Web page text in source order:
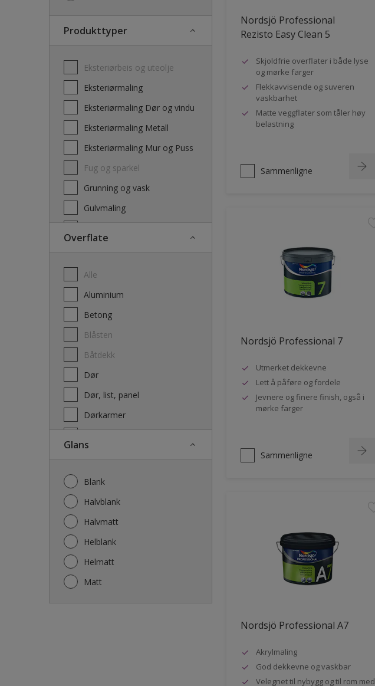
Produkttyper
Eksteriørbeis og uteolje
Eksteriørmaling
Eksteriørmaling Dør og vindu
Eksteriørmaling Metall
Eksteriørmaling Mur og Puss
Fug og sparkel
Grunning og vask
Gulvmaling
Overflate
Alle
Aluminium
Betong
Blåsten
Båtdekk
Dør
Dør, list, panel
Dørkarmer
Glans
Blank
Halvblank
Halvmatt
Helblank
Helmatt
Matt
Nordsjö Professional
Rezisto Easy Clean 5
Skjoldfrie overflater i både lyse
og mørke farger
Flekkavvisende og suveren
vaskbarhet
Matte veggflater som tåler høy
belastning
Sammenligne
Nordsjö Professional 7
Utmerket dekkevne
Lett å påføre og fordele
Jevnere og finere finish, også i
mørke farger
Sammenligne
Nordsjö Professional A7
Akrylmaling
God dekkevne og vaskbar
Velegnet til nybygg og til rom med